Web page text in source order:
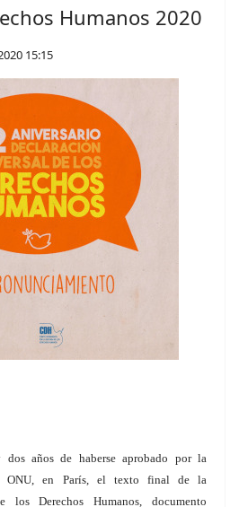
Humanos 2020
15:15
dos años de haberse aprobado por la
ONU, en París, el texto final de la
los Derechos Humanos, documento